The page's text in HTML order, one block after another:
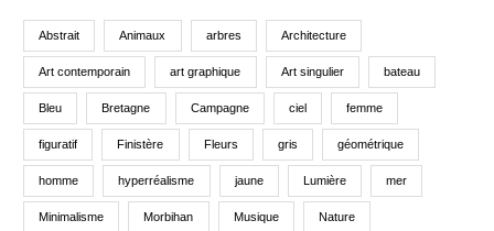
Abstrait Animaux arbres Architecture
Art contemporain art graphique Art singulier bateau
Bleu Bretagne Campagne ciel femme
figuratif Finistère Fleurs gris géométrique
homme hyperréalisme jaune Lumière mer
Minimalisme Morbihan Musique Nature